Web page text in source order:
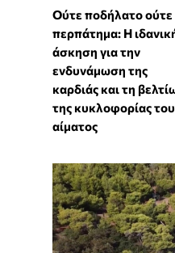
Ούτε ποδήλατο ούτε
περπάτημα: Η
άσκηση για την
ενδυνάμωση της
καρδιάς και τη
της κυκλοφορίας του
αίματος